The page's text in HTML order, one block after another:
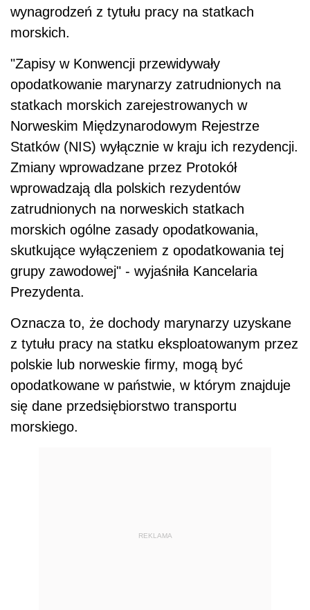
wynagrodzeń z tytułu pracy na statkach
morskich.
"Zapisy w Konwencji przewidywały
opodatkowanie marynarzy zatrudnionych na
statkach morskich zarejestrowanych w
Norweskim Międzynarodowym Rejestrze
Statków (NIS) wyłącznie w kraju ich rezydencji.
Zmiany wprowadzane przez Protokół
wprowadzają dla polskich rezydentów
zatrudnionych na norweskich statkach
morskich ogólne zasady opodatkowania,
skutkujące wyłączeniem z opodatkowania tej
grupy zawodowej" - wyjaśniła Kancelaria
Prezydenta.
Oznacza to, że dochody marynarzy uzyskane
z tytułu pracy na statku eksploatowanym przez
polskie lub norweskie firmy, mogą być
opodatkowane w państwie, w którym znajduje
się dane przedsiębiorstwo transportu
morskiego.
REKLAMA